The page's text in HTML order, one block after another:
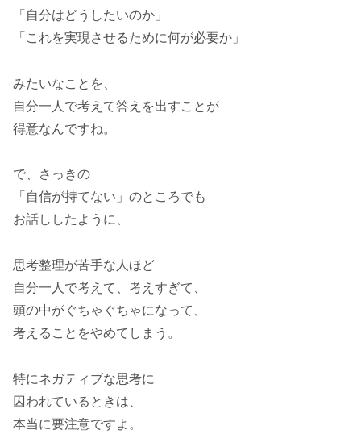
「自分はどうしたいのか」
「これを実現させるために何が必要か」
みたいなことを、
自分一人で考えて答えを出すことが
得意なんですね。
で、さっきの
「自信が持てない」のところでも
お話ししたように、
思考整理が苦手な人ほど
自分一人で考えて、考えすぎて、
頭の中がぐちゃぐちゃになって、
考えることをやめてしまう。
特にネガティブな思考に
囚われているときは、
本当に要注意ですよ。